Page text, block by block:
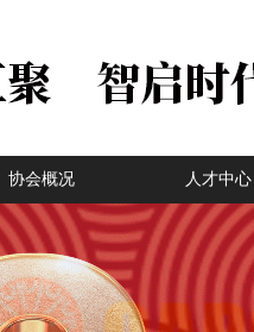
协会概况 人才中心